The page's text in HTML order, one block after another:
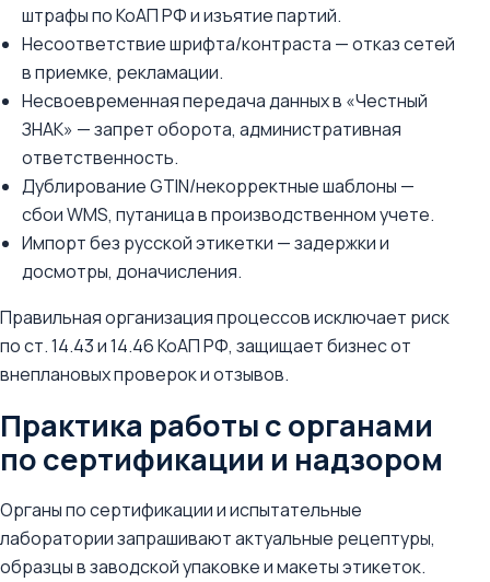
штрафы по КоАП РФ и изъятие партий.
Несоответствие шрифта/контраста — отказ сетей
в приемке, рекламации.
Несвоевременная передача данных в «Честный
ЗНАК» — запрет оборота, административная
ответственность.
Дублирование GTIN/некорректные шаблоны —
сбои WMS, путаница в производственном учете.
Импорт без русской этикетки — задержки и
досмотры, доначисления.
Правильная организация процессов исключает риск
по ст. 14.43 и 14.46 КоАП РФ, защищает бизнес от
внеплановых проверок и отзывов.
Практика работы с органами
по сертификации и надзором
Органы по сертификации и испытательные
лаборатории запрашивают актуальные рецептуры,
образцы в заводской упаковке и макеты этикеток.